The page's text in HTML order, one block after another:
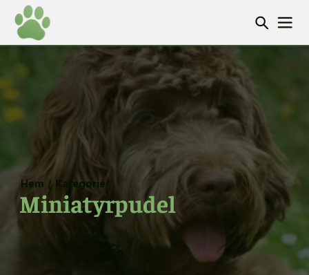
Hem / Kategorier
Miniatyrpudel